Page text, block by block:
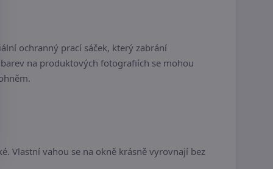
ochranný prací sáček, který zabrání
na produktových fotografiích se mohou
Vlastní vahou se na okně krásně vyrovnají bez